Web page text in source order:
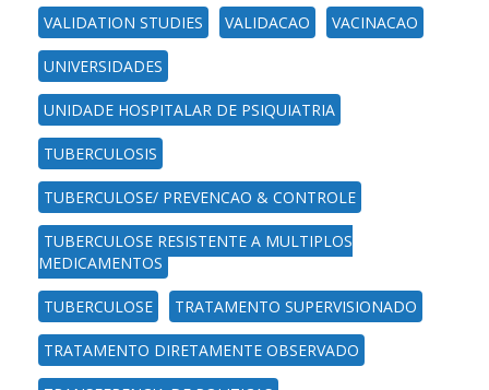
VALIDATION STUDIES VALIDACAO VACINACAO
UNIVERSIDADES
UNIDADE HOSPITALAR DE PSIQUIATRIA
TUBERCULOSIS
TUBERCULOSE/ PREVENCAO & CONTROLE
TUBERCULOSE RESISTENTE A MULTIPLOS
MEDICAMENTOS
TUBERCULOSE TRATAMENTO SUPERVISIONADO
TRATAMENTO DIRETAMENTE OBSERVADO